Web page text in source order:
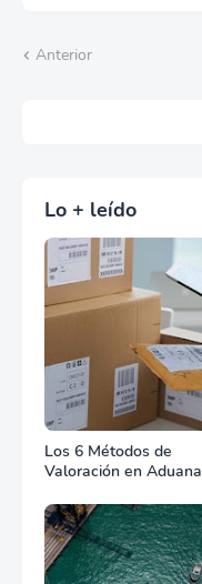
Anterior
Lo + leído
Los 6 Métodos de
Valoración en Aduana